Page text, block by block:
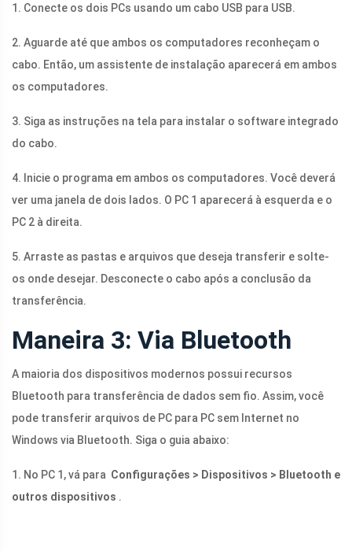
1. Conecte os dois PCs usando um cabo USB para USB.
2. Aguarde até que ambos os computadores reconheçam o
cabo. Então, um assistente de instalação aparecerá em ambos
os computadores.
3. Siga as instruções na tela para instalar o software integrado
do cabo.
4. Inicie o programa em ambos os computadores. Você deverá
ver uma janela de dois lados. O PC 1 aparecerá à esquerda e o
PC 2 à direita.
5. Arraste as pastas e arquivos que deseja transferir e solte-
os onde desejar. Desconecte o cabo após a conclusão da
transferência.
Maneira 3: Via Bluetooth
A maioria dos dispositivos modernos possui recursos
Bluetooth para transferência de dados sem fio. Assim, você
pode transferir arquivos de PC para PC sem Internet no
Windows via Bluetooth. Siga o guia abaixo:
1. No PC 1, vá para Configurações > Dispositivos > Bluetooth e
outros dispositivos .